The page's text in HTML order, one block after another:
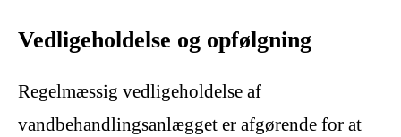
Vedligeholdelse og opfølgning
Regelmæssig vedligeholdelse af
vandbehandlingsanlægget er afgørende for at